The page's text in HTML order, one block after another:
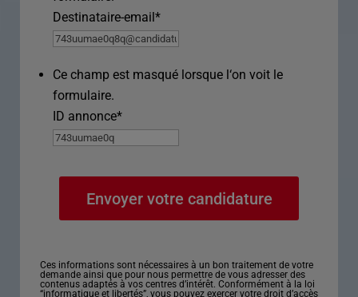
Destinataire-email*
Ce champ est masqué lorsque l‘on voit le
formulaire.
ID annonce*
Ces informations sont nécessaires à un bon traitement de votre
demande ainsi que pour nous permettre de vous adresser des
contenus adaptés à vos centres d’intérêt. Conformément à la loi
“informatique et libertés”, vous pouvez exercer votre droit d’accès